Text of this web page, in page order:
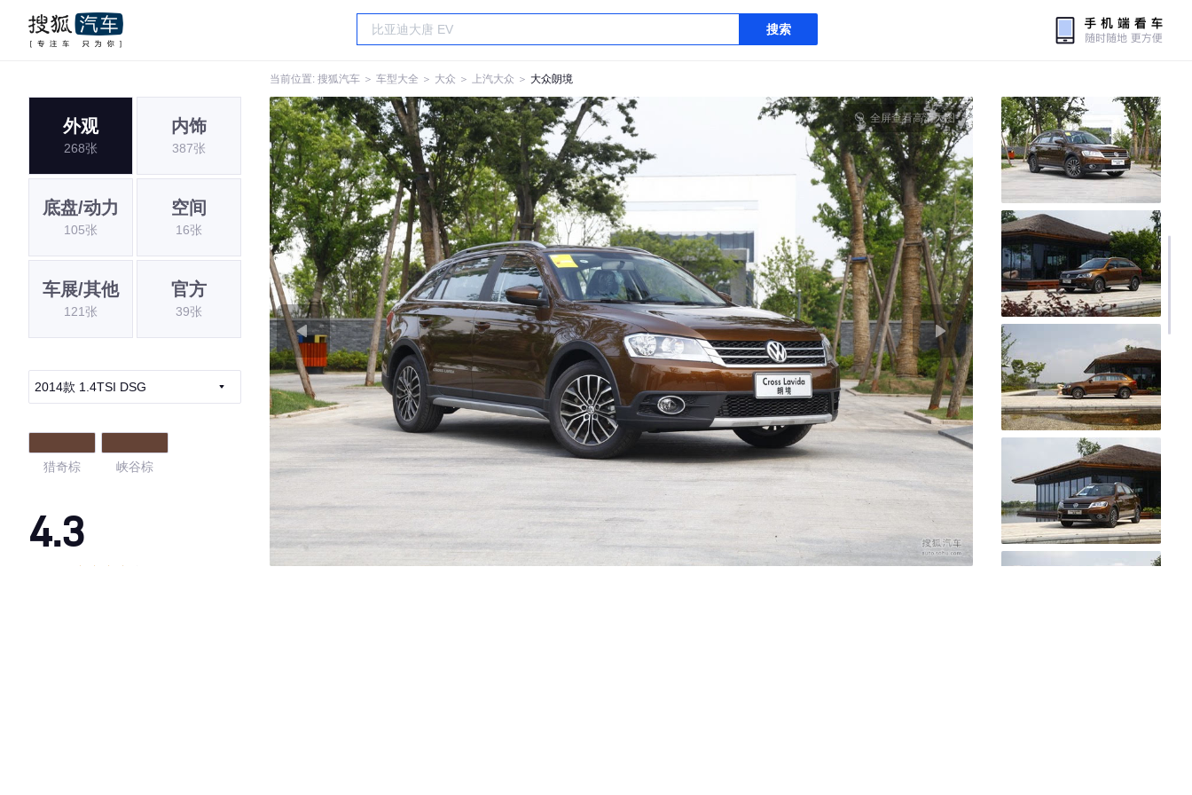
搜索
当前位置: 搜狐汽车 ＞ 车型大全 ＞ 大众 ＞ 上汽大众 ＞ 大众朗境
外观
268张
内饰
387张
底盘/动力
105张
空间
16张
车展/其他
121张
官方
39张
2014款 1.4TSI DSG
猎奇棕 峡谷棕
4.3
全屏查看高清大图